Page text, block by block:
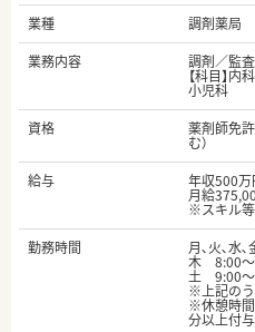
業種
調剤薬局
業務内容
調剤／監
【科目】内
小児科
資格
薬剤師免
む）
給与
年収500
月給
※スキル
勤務時間
月､火､水
木 8:00～
土 9:00～
※上記のう
※休憩時間
分以上付与